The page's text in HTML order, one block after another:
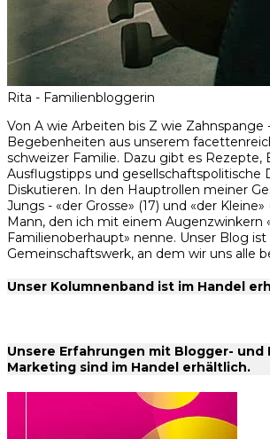
Rita - Familienbloggerin
Von A wie Arbeiten bis Z wie Zahnspange
Begebenheiten aus unserem
schweizer Familie. Dazu gibt es Rezepte,
Ausflugstipps und gesellschaftspolitische
Diskutieren. In den Hauptrollen meiner
Jungs - «der Grosse» (17) und «der Kleine»
Mann, den ich mit einem Augenzwinkern
Familienoberhaupt» nenne. Unser Blog ist
Gemeinschaftswerk, an dem wir uns alle
Unser Kolumnenband ist im Handel
Unsere Erfahrungen mit Blogger- und
Marketing sind im Handel erhältlich.